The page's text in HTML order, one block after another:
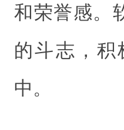
和荣誉感。
的斗志，
中。